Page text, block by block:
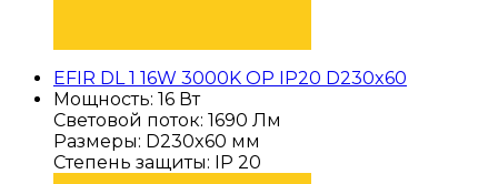
EFIR DL 1 16W 3000K OP IP20 D230x60
Мощность: 16 Вт
Световой поток: 1690 Лм
Размеры: D230x60 мм
Степень защиты: IP 20